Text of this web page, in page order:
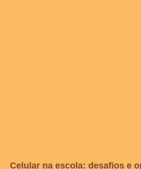
Celular na escola: desafios e